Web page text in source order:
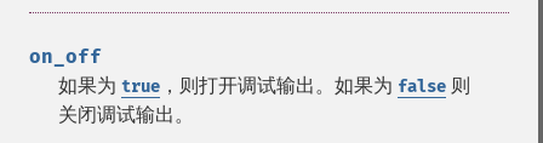
on_off
如果为 true ，则打开调试输出。如果为 false 则
关闭调试输出。